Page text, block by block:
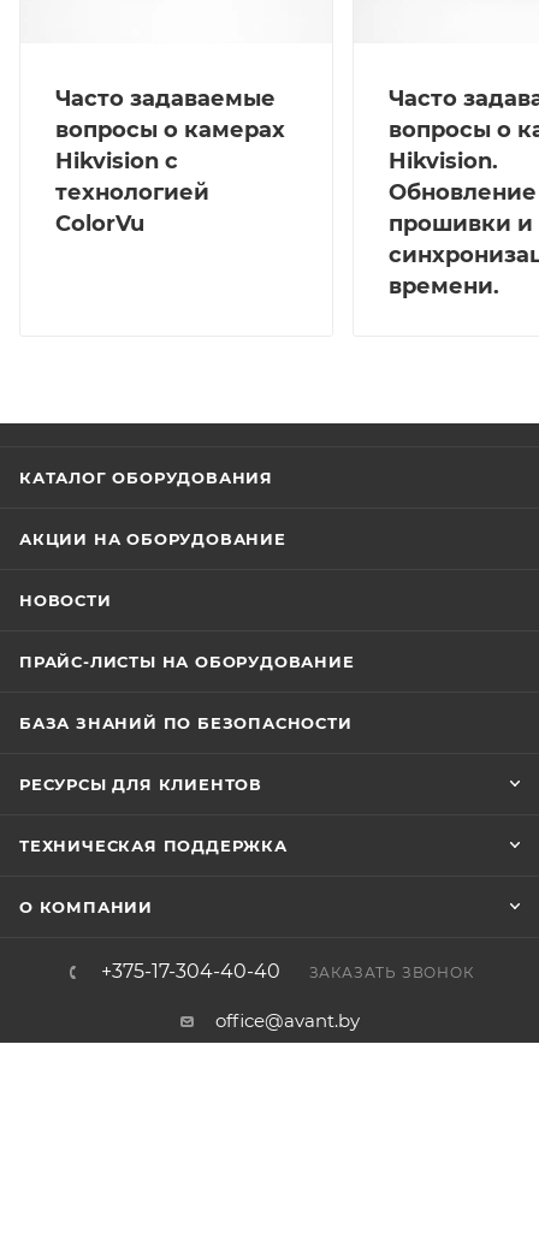
Часто задаваемые
вопросы о камерах
Hikvision с
технологией
ColorVu
Часто
вопросы о
Hikvision.
Обновление
прошивки и
времени.
КАТАЛОГ ОБОРУДОВАНИЯ
АКЦИИ НА ОБОРУДОВАНИЕ
НОВОСТИ
ПРАЙС-ЛИСТЫ НА ОБОРУДОВАНИЕ
БАЗА ЗНАНИЙ ПО БЕЗОПАСНОСТИ
РЕСУРСЫ ДЛЯ КЛИЕНТОВ
ТЕХНИЧЕСКАЯ ПОДДЕРЖКА
О КОМПАНИИ
+375-17-304-40-40 ЗАКАЗАТЬ ЗВОНОК
office@avant.by